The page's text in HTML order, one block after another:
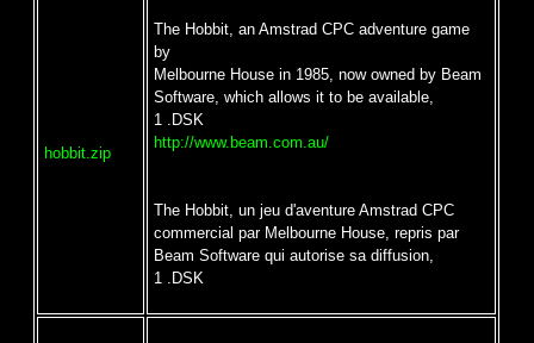
hobbit.zip
The Hobbit, an Amstrad CPC adventure game
by
Melbourne House in 1985, now owned by Beam
Software, which allows it to be available,
1 .DSK
http://www.beam.com.au/
The Hobbit, un jeu d'aventure Amstrad CPC
commercial par Melbourne House, repris par
Beam Software qui autorise sa diffusion,
1 .DSK